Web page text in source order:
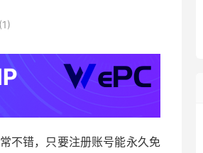
1)
不错，只要注册账号能永久免